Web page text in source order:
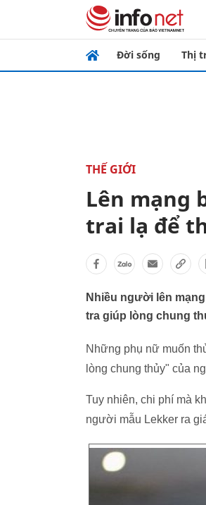
Đời sống Thị
THẾ GIỚI
Lên mạng
trai lạ để
Nhiều người lên
tra giúp lòng chung
Những phụ nữ muốn
lòng chung thủy" của
Tuy nhiên, chi phí mà
người mẫu Lekker ra